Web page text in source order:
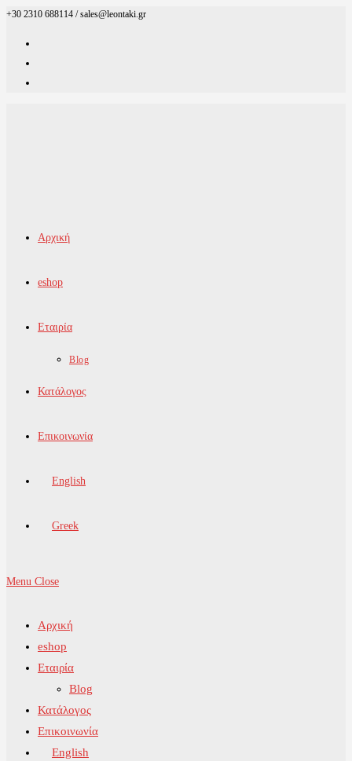
Skip
+30 2310 688114 / sales@leontaki.gr
Αρχική
eshop
Εταιρία
Blog
Κατάλογος
Επικοινωνία
English
Greek
Menu Close
Αρχική
eshop
Εταιρία
Blog
Κατάλογος
Επικοινωνία
English